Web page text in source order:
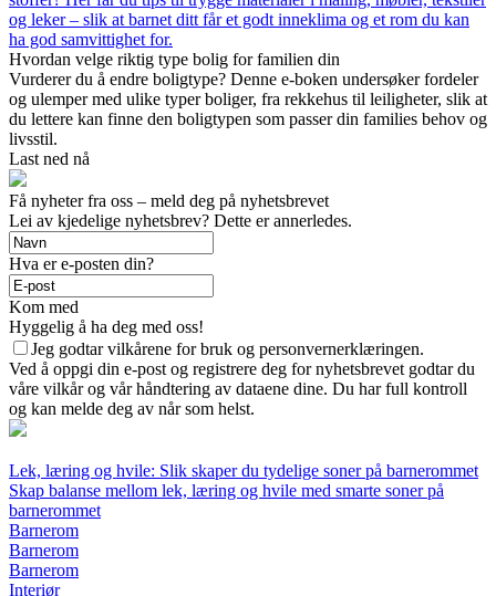
og leker – slik at barnet ditt får et godt inneklima og et rom du kan
ha god samvittighet for.
Hvordan velge riktig type bolig for familien din
Vurderer du å endre boligtype? Denne e-boken undersøker fordeler
og ulemper med ulike typer boliger, fra rekkehus til leiligheter, slik at
du lettere kan finne den boligtypen som passer din families behov og
livsstil.
Last ned nå
Få nyheter fra oss – meld deg på nyhetsbrevet
Lei av kjedelige nyhetsbrev? Dette er annerledes.
Hva er e-posten din?
Kom med
Hyggelig å ha deg med oss!
Jeg godtar vilkårene for bruk og personvernerklæringen.
Ved å oppgi din e-post og registrere deg for nyhetsbrevet godtar du
våre vilkår og vår håndtering av dataene dine. Du har full kontroll
og kan melde deg av når som helst.
Lek, læring og hvile: Slik skaper du tydelige soner på barnerommet
Skap balanse mellom lek, læring og hvile med smarte soner på
barnerommet
Barnerom
Barnerom
Barnerom
Interiør